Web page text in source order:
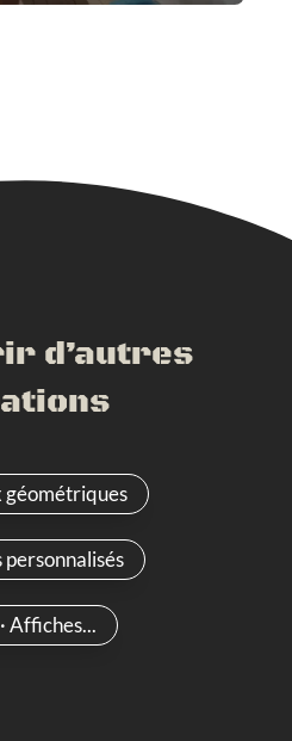
d’autres
géométriques
Affiches...